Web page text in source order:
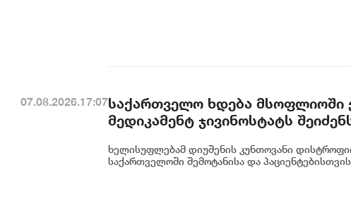
07.08.2026.17:07საქართველო ხდება მსოფლიოში
მედიკამენტ ჯივინოსტატს
ხელისუფლებამ დიუშენის კუნთოვანი
საქართველოში შემოტანისა და